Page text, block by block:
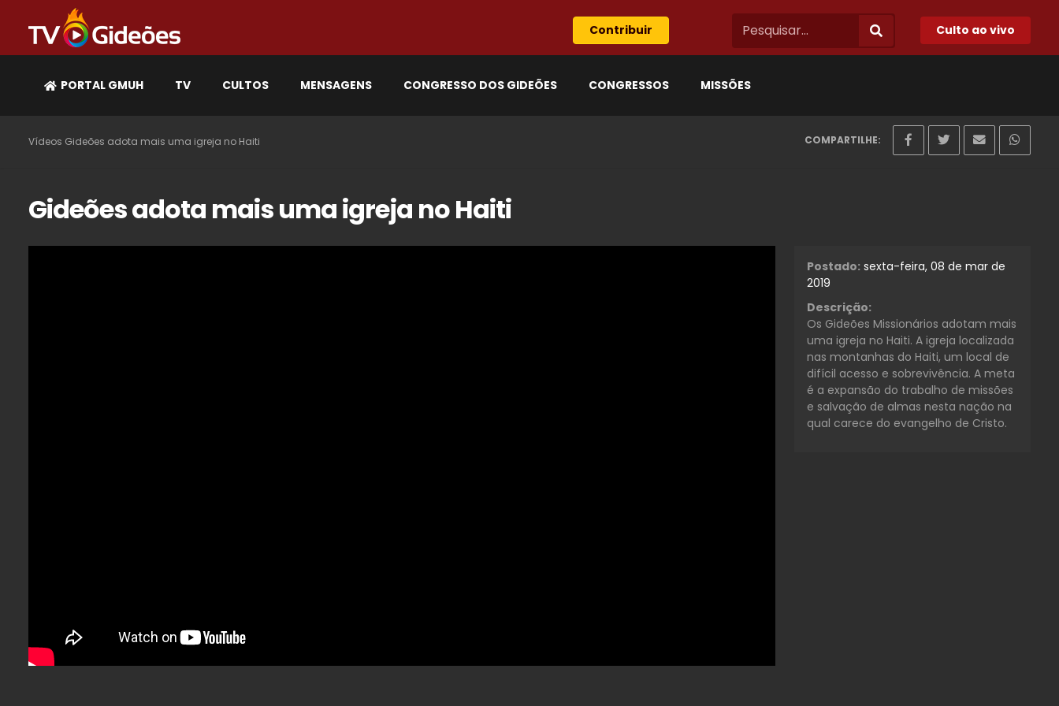
Contribuir Culto ao vivo
PORTAL GMUH TV CULTOS MENSAGENS CONGRESSO DOS GIDEÕES CONGRESSOS MISSÕES
Vídeos Gideões adota mais uma igreja no Haiti COMPARTILHE:
Gideões adota mais uma igreja no Haiti
Postado: sexta-feira, 08 de mar de
2019
Descrição:
Os Gideões Missionários adotam mais
uma igreja no Haiti. A igreja localizada
nas montanhas do Haiti, um local de
difícil acesso e sobrevivência. A meta
é a expansão do trabalho de missões
e salvação de almas nesta nação na
qual carece do evangelho de Cristo.